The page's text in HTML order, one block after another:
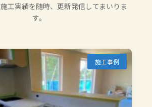
工実績を随時、更新発信してまいりま
す。
施工事例